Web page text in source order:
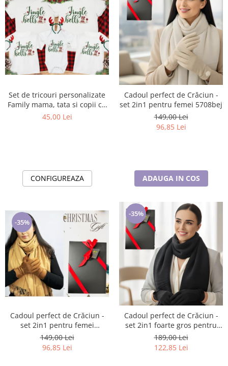
Set de tricouri personalizate
Family mama, tata si copii cu
tematica de Craciun, Jingle
45,00 Lei
CONFIGUREAZA
Cadoul perfect de Crăciun -
set 2in1 pentru femei 5708bej
149,00 Lei
96,85 Lei
ADAUGA IN COS
-35%
Cadoul perfect de Crăciun -
set 2in1 pentru femei
5708maro
149,00 Lei
96,85 Lei
-35%
Cadoul perfect de Crăciun -
set 2in1 foarte gros pentru
femei 5709 negru
189,00 Lei
122,85 Lei